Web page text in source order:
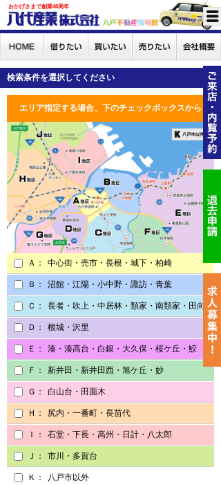
おかげさまで創業46周年
検索条件を選択してください
エリア指定する場合、下のチェックボックスから
Ａ： 中心街・売市・長根・城下・柏崎
Ｂ： 沼館・江陽・小中野・諏訪・青葉
Ｃ： 長者・吹上・中居林・類家・南類家・田向
Ｄ： 根城・沢里
Ｅ： 湊・湊高台・白銀・大久保・桜ケ丘・鮫
Ｆ： 新井田・新井田西・旭ケ丘・妙
Ｇ： 白山台・田面木
Ｈ： 尻内・一番町・長苗代
Ｉ： 石堂・下長・高州・日計・八太郎
Ｊ： 市川・多賀台
Ｋ： 八戸市以外